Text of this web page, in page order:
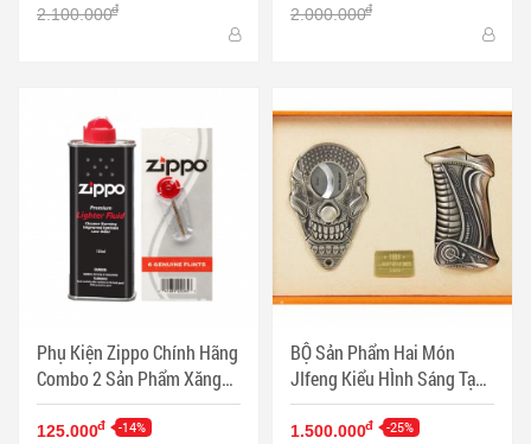
2.100.000đ 2.000.000đ
Phụ Kiện Zippo Chính Hãng
Combo 2 Sản Phẩm Xăng
Và Đá - Mã SP: ZPC3338
125.000đ -14%
BỘ Sản Phẩm Hai Món
JIfeng Kiểu HÌnh Sáng Tạo
Sang TRọng - Mã SP:
PKXG355
1.500.000đ -25%